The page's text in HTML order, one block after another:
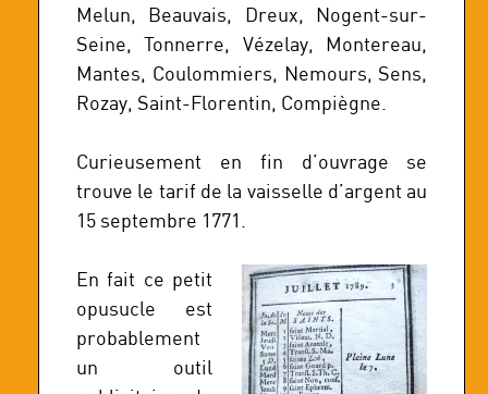
Melun, Beauvais, Dreux, Nogent-sur-
Seine, Tonnerre, Vézelay, Montereau,
Mantes, Coulommiers, Nemours, Sens,
Rozay, Saint-Florentin, Compiègne.
Curieusement en fin d’ouvrage se
trouve le tarif de la vaisselle d’argent au
15 septembre 1771.
En fait ce petit
opusucle est
probablement
un outil